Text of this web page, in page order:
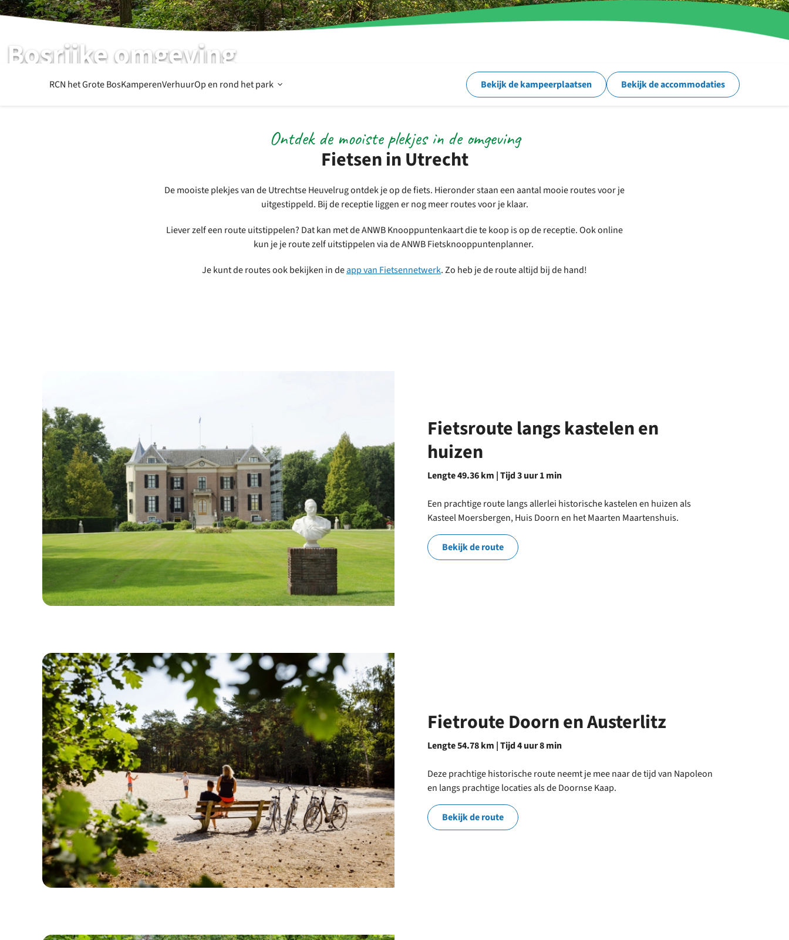
Bosrijke omgeving
RCN het Grote Bos | Doorn | Utrecht
RCN het Grote BosKamperenVerhuurOp en rond het park Open
rond
het
Bekijk de kampeerplaatsen Bekijk de accommodaties
Fietsen in Utrecht
Ontdek de mooiste plekjes in de omgeving
De mooiste plekjes van de Utrechtse Heuvelrug ontdek je op de fiets. Hieronder staan een aantal mooie routes voor je
uitgestippeld. Bij de receptie liggen er nog meer routes voor je klaar.
Liever zelf een route uitstippelen? Dat kan met de ANWB Knooppuntenkaart die te koop is op de receptie. Ook online
kun je je route zelf uitstippelen via de ANWB Fietsknooppuntenplanner.
Je kunt de routes ook bekijken in deapp van Fietsennetwerk. Zo heb je de route altijd bij de hand!
Fietsroute langs kastelen en
huizen
Lengte 49.36 km |Tijd 3 uur 1 min
Een prachtige route langs allerlei historische kastelen en huizen als
Kasteel Moersbergen, Huis Doorn en het Maarten Maartenshuis.
Bekijk de route
Fietroute Doorn en Austerlitz
Lengte 54.78 km | Tijd 4 uur 8 min
Deze prachtige historische route neemt je mee naar de tijd van Napoleon
en langs prachtige locaties als de Doornse Kaap.
Bekijk de route